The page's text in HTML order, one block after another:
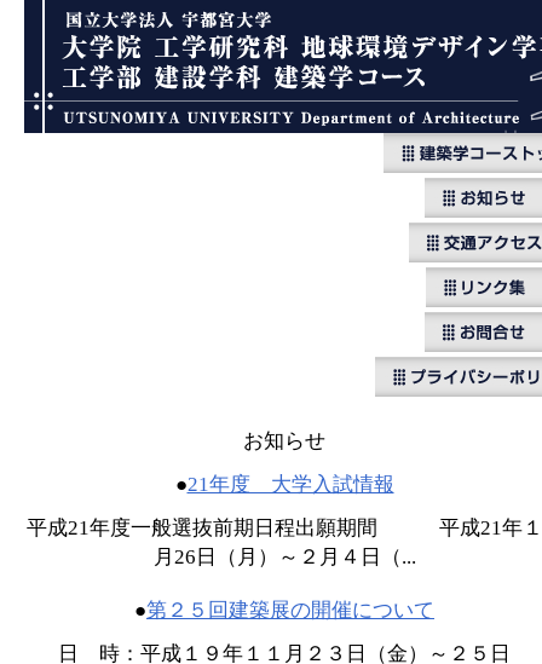
お知らせ
●21年度 大学入試情報
平成21年度一般選抜前期日程出願期間 平成21年１
月26日（月）～２月４日（...
●第２５回建築展の開催について
日 時：平成１９年１１月２３日（金）～２５日